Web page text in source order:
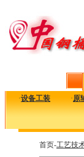
·设备工装 ·原
首页-工艺技